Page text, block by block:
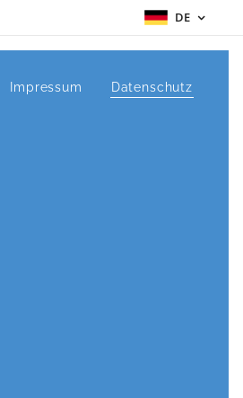
DE
Impressum Datenschutz